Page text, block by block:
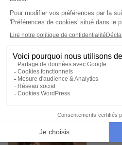
Expertise et co-